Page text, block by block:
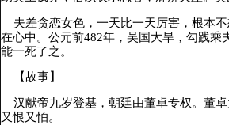
夫差贪恋女色，一天比一天厉害，根本
在心中。公元前482年，吴国大旱，勾践乘
能一死了之。
【故事】
汉献帝九岁登基，朝廷由董卓专权。董
又恨又怕。